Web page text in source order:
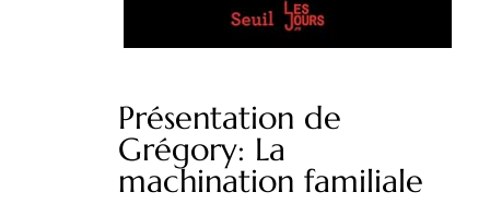
Présentation de
Grégory: La
machination familiale